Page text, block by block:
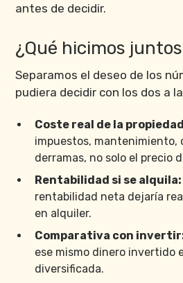
antes de decidir.
¿Qué hicimos
Separamos el deseo de los
pudiera decidir con los dos a
Coste real de la
impuestos, mantenimiento,
derramas, no solo el precio
Rentabilidad si se alquila:
rentabilidad neta dejaría
en alquiler.
Comparativa con
ese mismo dinero invertido
diversificada.